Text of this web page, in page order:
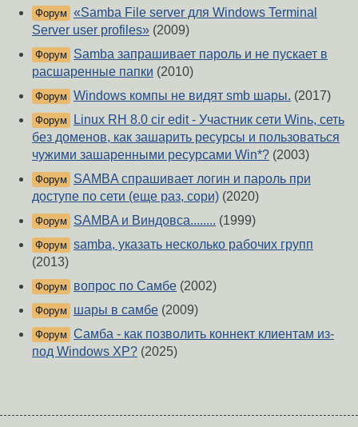
Форум «Samba File server для Windows Terminal
Server user profiles» (2009)
Форум
Samba запрашивает пароль и не пускает в
расшаренные папки (2010)
Форум Windows компы не видят smb шары. (2017)
Форум
Linux RH 8.0 cir edit - Участник сети Winь, сеть
без доменов, как зашарить ресурсы и пользоваться
чужими зашаренными ресурсами Win*? (2003)
Форум
SAMBA спрашивает логин и пароль при
доступе по сети (еще раз, сори) (2020)
Форум SAMBA и Виндовса........ (1999)
Форум samba, указать несколько рабочих групп
(2013)
Форум вопрос по Самбе (2002)
Форум шары в самбе (2009)
Форум Самба - как позволить коннект клиентам из-
под Windows XP? (2025)